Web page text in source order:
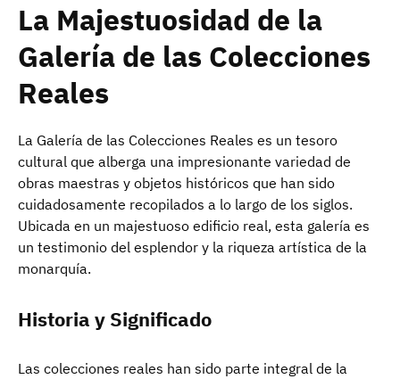
La Majestuosidad de la
Galería de las Colecciones
Reales
La Galería de las Colecciones Reales es un tesoro
cultural que alberga una impresionante variedad de
obras maestras y objetos históricos que han sido
cuidadosamente recopilados a lo largo de los siglos.
Ubicada en un majestuoso edificio real, esta galería es
un testimonio del esplendor y la riqueza artística de la
monarquía.
Historia y Significado
Las colecciones reales han sido parte integral de la